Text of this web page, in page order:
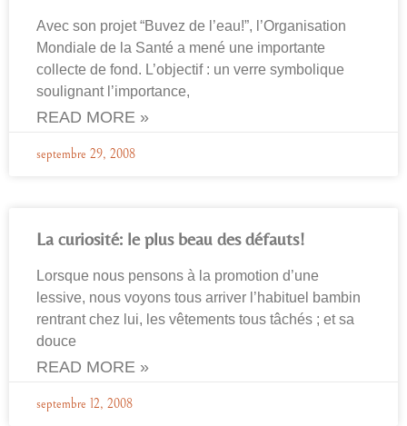
Avec son projet “Buvez de l’eau!”, l’Organisation
Mondiale de la Santé a mené une importante
collecte de fond. L’objectif : un verre symbolique
soulignant l’importance,
READ MORE »
septembre 29, 2008
La curiosité: le plus beau des défauts!
Lorsque nous pensons à la promotion d’une
lessive, nous voyons tous arriver l’habituel bambin
rentrant chez lui, les vêtements tous tâchés ; et sa
douce
READ MORE »
septembre 12, 2008